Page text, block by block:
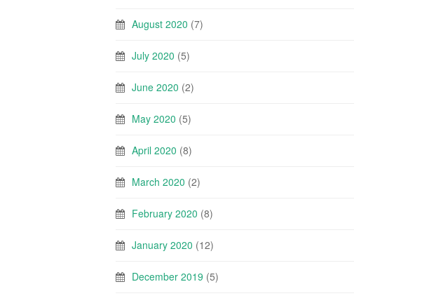
August 2020 (7)
July 2020 (5)
June 2020 (2)
May 2020 (5)
April 2020 (8)
March 2020 (2)
February 2020 (8)
January 2020 (12)
December 2019 (5)